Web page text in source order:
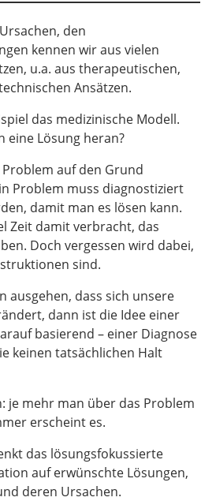
den
kennen wir aus vielen
u.a. aus therapeutischen,
Ansätzen.
das medizinische Modell.
eine Lösung heran?
auf den Grund
Problem muss diagnostiziert
damit man es lösen kann.
Zeit damit verbracht, das
Doch vergessen wird dabei,
sind.
ausgehen, dass sich unsere
dann ist die Idee einer
basierend – einer Diagnose
keinen tatsächlichen Halt
je mehr man über das Problem
erscheint es.
das lösungsfokussierte
auf erwünschte Lösungen,
deren Ursachen.